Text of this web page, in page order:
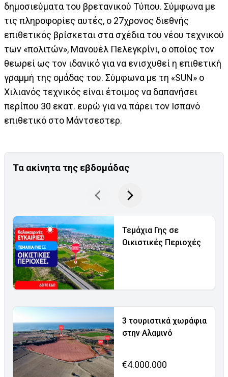
δημοσιεύματα του βρετανικού Τύπου. Σύμφωνα με
τις πληροφορίες αυτές, ο 27χρονος διεθνής
επιθετικός βρίσκεται στα σχέδια του νέου τεχνικού
των «πολιτών», Μανουέλ Πελεγκρίνι, ο οποίος τον
θεωρεί ως τον ιδανικό για να ενισχυθεί η επιθετική
γραμμή της ομάδας του. Σύμφωνα με τη «SUN» ο
Χιλιανός τεχνικός είναι έτοιμος να δαπανήσει
περίπου 30 εκατ. ευρώ για να πάρει τον Ισπανό
επιθετικό στο Μάντσεστερ.
Τα ακίνητα της εβδομάδας
Τεμάχια Γης σε
Οικιστικές Περιοχές
3 τουριστικά χωράφια
στην Αλαμινό
€4.000.000